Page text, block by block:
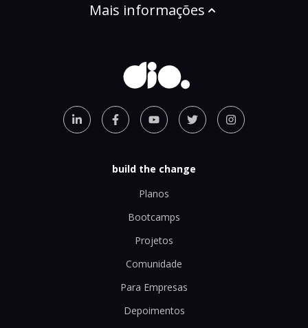
Mais informações
build the change
Planos
Bootcamps
Projetos
Comunidade
Para Empresas
Depoimentos